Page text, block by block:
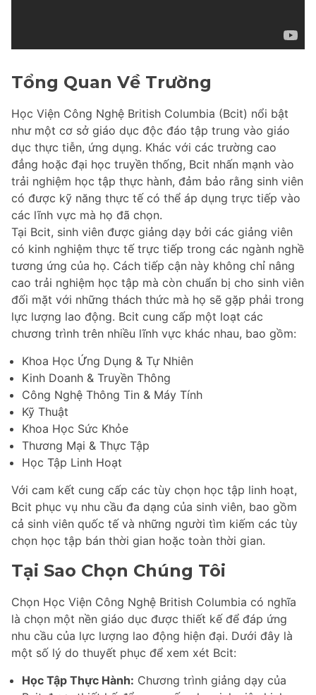
Tổng Quan Về Trường
Học Viện Công Nghệ British Columbia (Bcit) nổi bật
như một cơ sở giáo dục độc đáo tập trung vào giáo
dục thực tiễn, ứng dụng. Khác với các trường cao
đẳng hoặc đại học truyền thống, Bcit nhấn mạnh vào
trải nghiệm học tập thực hành, đảm bảo rằng sinh viên
có được kỹ năng thực tế có thể áp dụng trực tiếp vào
các lĩnh vực mà họ đã chọn.
Tại Bcit, sinh viên được giảng dạy bởi các giảng viên
có kinh nghiệm thực tế trực tiếp trong các ngành nghề
tương ứng của họ. Cách tiếp cận này không chỉ nâng
cao trải nghiệm học tập mà còn chuẩn bị cho sinh viên
đối mặt với những thách thức mà họ sẽ gặp phải trong
lực lượng lao động. Bcit cung cấp một loạt các
chương trình trên nhiều lĩnh vực khác nhau, bao gồm:
Khoa Học Ứng Dụng & Tự Nhiên
Kinh Doanh & Truyền Thông
Công Nghệ Thông Tin & Máy Tính
Kỹ Thuật
Khoa Học Sức Khỏe
Thương Mại & Thực Tập
Học Tập Linh Hoạt
Với cam kết cung cấp các tùy chọn học tập linh hoạt,
Bcit phục vụ nhu cầu đa dạng của sinh viên, bao gồm
cả sinh viên quốc tế và những người tìm kiếm các tùy
chọn học tập bán thời gian hoặc toàn thời gian.
Tại Sao Chọn Chúng Tôi
Chọn Học Viện Công Nghệ British Columbia có nghĩa
là chọn một nền giáo dục được thiết kế để đáp ứng
nhu cầu của lực lượng lao động hiện đại. Dưới đây là
một số lý do thuyết phục để xem xét Bcit:
Học Tập Thực Hành: Chương trình giảng dạy của